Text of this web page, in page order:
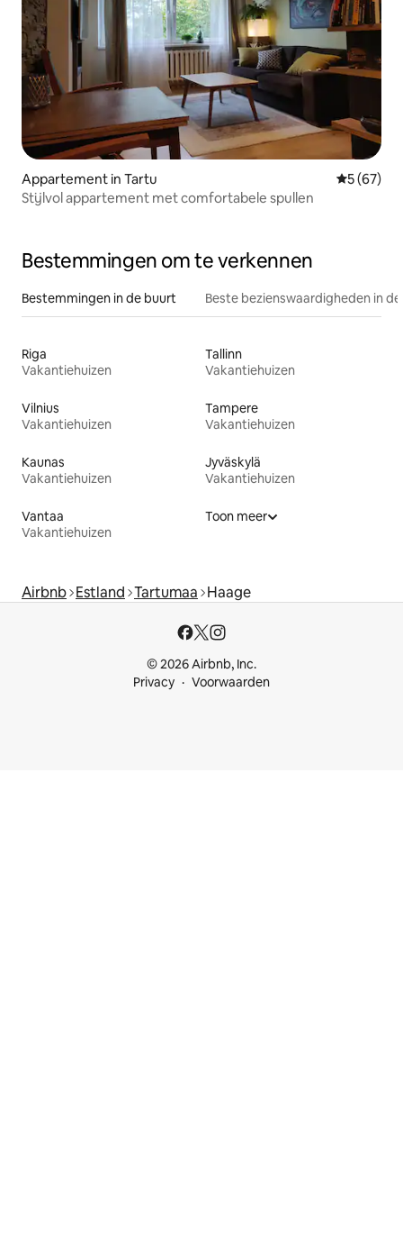
Appartement in Tartu
5 (67)
Stijlvol appartement met comfortabele spullen
Bestemmingen om te verkennen
Bestemmingen in de buurt Beste bezienswaardigheden in
Riga
Vakantiehuizen
Tallinn
Vakantiehuizen
Vilnius
Vakantiehuizen
Tampere
Vakantiehuizen
Kaunas
Vakantiehuizen
Jyväskylä
Vakantiehuizen
Vantaa
Vakantiehuizen
Toon meer
Airbnb Estland Tartumaa Haage
© 2026 Airbnb, Inc.
Privacy
Voorwaarden